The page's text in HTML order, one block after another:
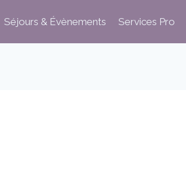
Séjours & Évènements Services Pro